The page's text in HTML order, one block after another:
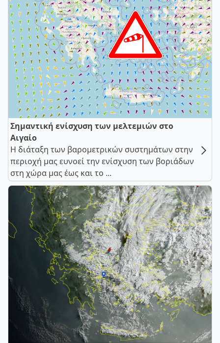
Σημαντική ενίσχυση των μελτεμιών στο
Αιγαίο
Η διάταξη των βαρομετρικών συστημάτων στην
περιοχή μας ευνοεί την ενίσχυση των βοριάδων
στη χώρα μας έως και το ...